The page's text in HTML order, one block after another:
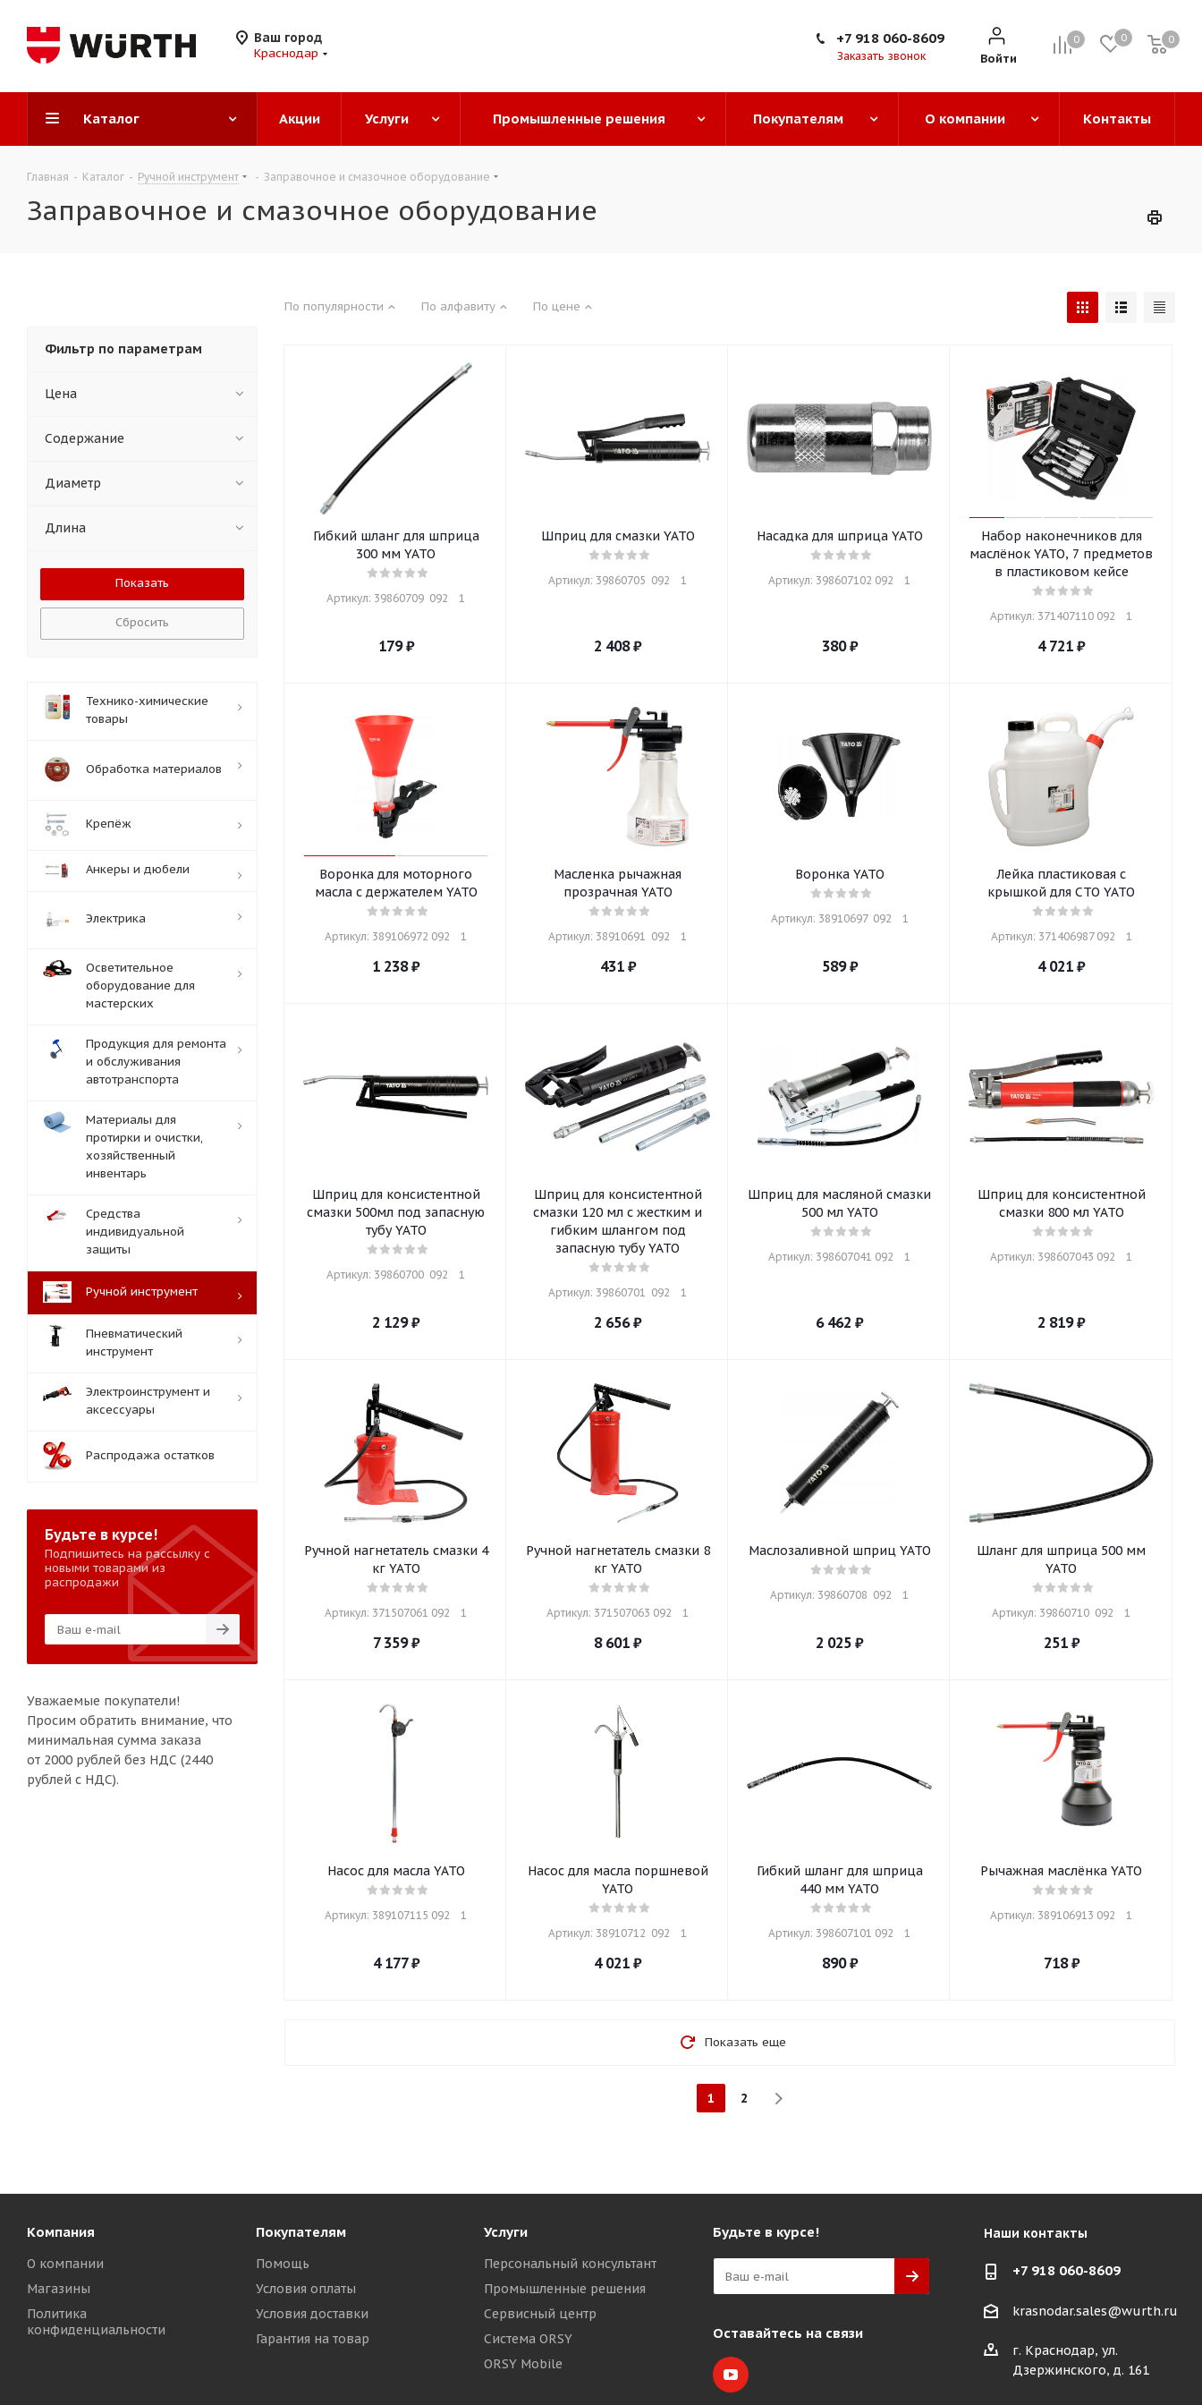
Ваш город
Краснодар
0 0 0
0
Войти
+7 918 060-8609
Заказать звонок
Каталог Акции Услуги Промышленные решения Покупателям О компании Контакты
Главная - Каталог - Ручной инструмент - Заправочное и смазочное оборудование
Заправочное и смазочное оборудование
По популярности По алфавиту По цене
Гибкий шланг для шприца
300 мм YATO
Артикул: 39860709  092    1
179₽
Шприц для смазки YATO
Артикул: 39860705  092    1
2 408₽
Насадка для шприца YATO
Артикул: 398607102 092    1
380₽
Набор наконечников для
маслёнок YATO, 7 предметов
в пластиковом кейсе
Артикул: 371407110 092    1
4 721 ₽
Воронка для моторного
масла с держателем YATO
Артикул: 389106972 092    1
1 238₽
Масленка рычажная
прозрачная YATO
Артикул: 38910691  092    1
431₽
Воронка YATO
Артикул: 38910697  092    1
589₽
Лейка пластиковая с
крышкой для СТО YATO
Артикул: 371406987 092    1
4 021 ₽
Шприц для консистентной
смазки 500мл под запасную
тубу YATO
Артикул: 39860700  092    1
2 129₽
Шприц для консистентной
смазки 120 мл с жестким и
гибким шлангом под
запасную тубу YATO
Артикул: 39860701  092    1
2 656₽
Шприц для масляной смазки
500 мл YATO
Артикул: 398607041 092    1
6 462 ₽
Шприц для консистентной
смазки 800 мл YATO
Артикул: 398607043 092    1
2 819₽
Ручной нагнетатель смазки 4
кг YATO
Артикул: 371507061 092    1
7 359₽
Ручной нагнетатель смазки 8
кг YATO
Артикул: 371507063 092    1
8 601 ₽
Маслозаливной шприц YATO
Артикул: 39860708  092    1
2 025 ₽
Шланг для шприца 500 мм
YATO
Артикул: 39860710  092    1
251₽
Насос для масла YATO
Артикул: 389107115 092    1
4 177₽
Насос для масла поршневой
YATO
Артикул: 38910712  092    1
4 021 ₽
Гибкий шланг для шприца
440 мм YATO
Артикул: 398607101 092    1
890₽
Рычажная маслёнка YATO
Артикул: 389106913 092    1
718₽
Показать еще
1 2
Фильтр по параметрам
Цена
Содержание
Диаметр
Длина
Сбросить
Технико-химические
товары
Обработка материалов
Крепёж
Анкеры и дюбели
Электрика
Осветительное
оборудование для
мастерских
Продукция для ремонта
и обслуживания
автотранспорта
Материалы для
протирки и очистки,
хозяйственный
инвентарь
Средства
индивидуальной
защиты
Ручной инструмент
Пневматический
инструмент
Электроинструмент и
аксессуары
Распродажа остатков
Будьте в курсе!
Подпишитесь на рассылку с
новыми товарами из
распродажи
Уважаемые покупатели!
Просим обратить внимание, что
минимальная сумма заказа
от 2000 рублей без НДС (2440
рублей с НДС).
Компания
О компании
Магазины
Политика
конфиденциальности
Покупателям
Помощь
Условия оплаты
Условия доставки
Гарантия на товар
Услуги
Персональный консультант
Промышленные решения
Сервисный центр
Система ORSY
ORSY Mobile
Будьте в курсе!
Оставайтесь на связи
Наши контакты
+7 918 060-8609
krasnodar.sales@wurth.ru
г. Краснодар, ул.
Дзержинского, д. 161